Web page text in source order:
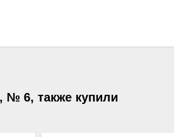
№ 6, также купили